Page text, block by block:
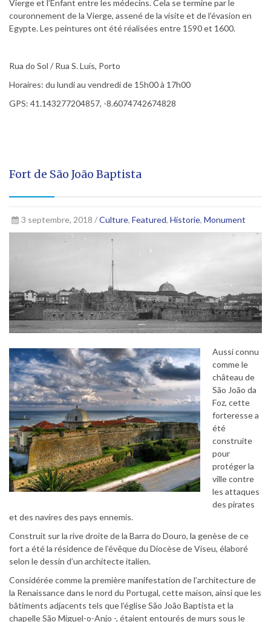
Vierge et l’Enfant entre les médecins. Cela se termine par le
couronnement de la Vierge, assené de la visite et de l’évasion en
Egypte. Les peintures ont été réalisées entre 1590 et 1600.
Rua do Sol / Rua S. Luís, Porto
Horaires: du lundi au vendredi de 15h00 à 17h00
GPS: 41.143277204857, -8.6074742674828
Fort de São João Baptista
3 septembre, 2018 /Culture, Featured, Historie, Monument
Aussi connu
comme le
château de
São João da
Foz, cette
forteresse a
été
construite
pour
protéger la
ville contre
les attaques
des pirates
et des navires des pays ennemis.
Construit sur la rive droite de la Barra do Douro, la genèse de ce
fort a été la résidence de l’évêque du Diocèse de Viseu, élaboré
selon le dessin d’un architecte italien.
Considérée comme la première manifestation de l’architecture de
la Renaissance dans le nord du Portugal, cette maison, ainsi que les
bâtiments adjacents tels que l’église São João Baptista et la
chapelle São Miguel-o-Anjo -, étaient entourés de murs sous le